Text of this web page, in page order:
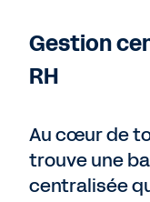
Gestion
RH
Au cœur de
trouve une
centralisée